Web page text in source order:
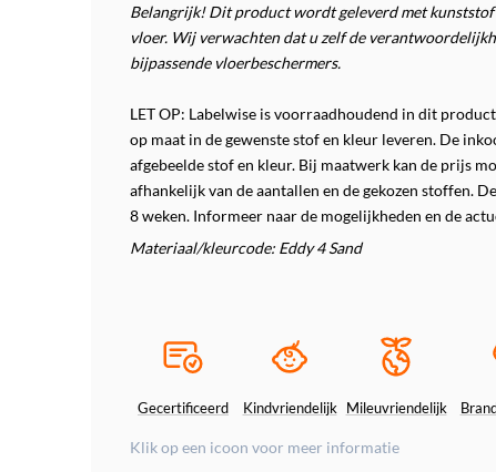
Belangrijk! Dit product wordt geleverd met
vloer. Wij verwachten dat u zelf de
bijpassende vloerbeschermers.
LET OP: Labelwise is voorraadhoudend in dit
op maat in de gewenste stof en kleur leveren. De
afgebeelde stof en kleur. Bij maatwerk kan de prijs
afhankelijk van de aantallen en de gekozen stoffen.
8 weken. Informeer naar de mogelijkheden en de
Materiaal/kleurcode: Eddy 4 Sand
Gecertificeerd Kindvriendelijk Mileuvriendelijk
Klik op een icoon voor meer informatie